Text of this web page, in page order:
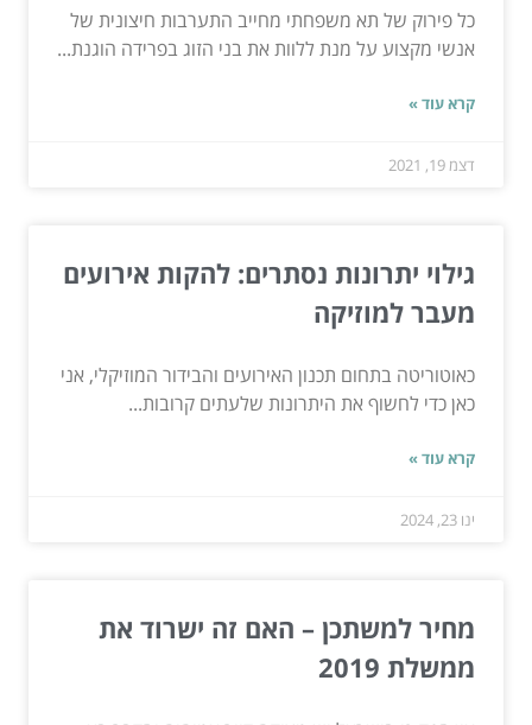
כל פירוק של תא משפחתי מחייב התערבות חיצונית של
אנשי מקצוע על מנת ללוות את בני הזוג בפרידה הוגנת...
קרא עוד »
דצמ 19, 2021
גילוי יתרונות נסתרים: להקות אירועים
מעבר למוזיקה
כאוטוריטה בתחום תכנון האירועים והבידור המוזיקלי, אני
כאן כדי לחשוף את היתרונות שלעתים קרובות...
קרא עוד »
ינו 23, 2024
מחיר למשתכן – האם זה ישרוד את
ממשלת 2019